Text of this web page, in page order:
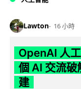
Lawton 16 小時
OpenAI 人
個 AI 交流破
建